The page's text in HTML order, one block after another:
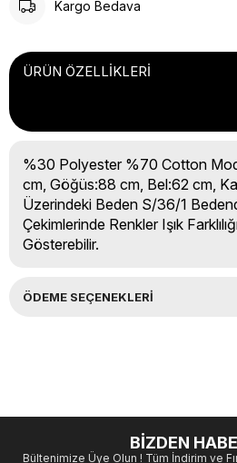
Kargo Bedava
ÜRÜN ÖZELLIKLERI
%30 Polyester %70 Cotton
cm, Göğüs:88 cm, Bel:62 cm,
Üzerindeki Beden S/36/1
Çekimlerinde Renkler Işık
Gösterebilir.
ÖDEME SEÇENEKLERI
BİZDEN
Bültenimize Üye Olun ! Tüm İndirim ve